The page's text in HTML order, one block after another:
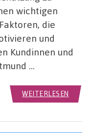
wichtigen
die
und
Kundinnen und
…
WEITERLESEN